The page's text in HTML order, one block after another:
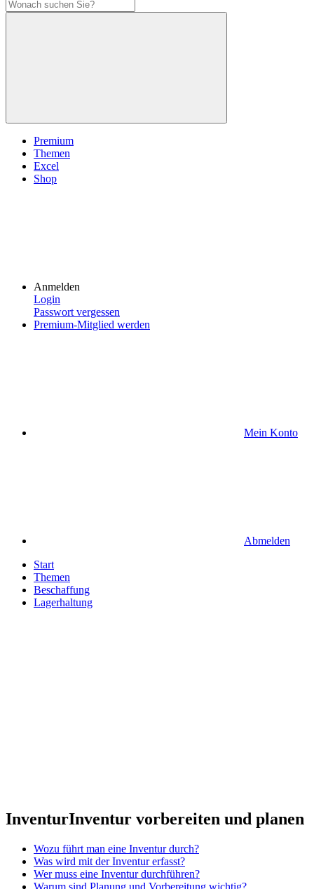
Premium
Themen
Excel
Shop
Anmelden
Login
Passwort vergessen
Premium-Mitglied werden
Mein Konto
Abmelden
Start
Themen
Beschaffung
Lagerhaltung
InventurInventur vorbereiten und planen
Wozu führt man eine Inventur durch?
Was wird mit der Inventur erfasst?
Wer muss eine Inventur durchführen?
Warum sind Planung und Vorbereitung wichtig?